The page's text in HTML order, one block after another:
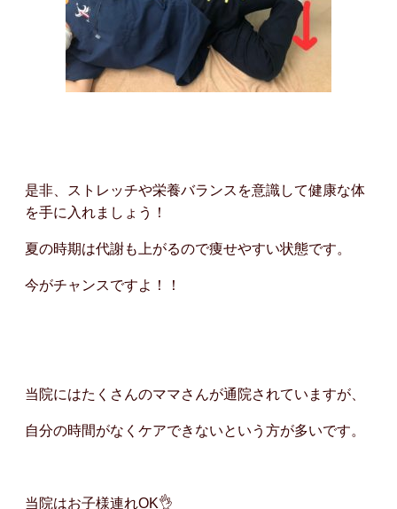
是非、ストレッチや栄養バランスを意識して健康な体
を手に入れましょう！
夏の時期は代謝も上がるので痩せやすい状態です。
今がチャンスですよ！！
当院にはたくさんのママさんが通院されていますが、
自分の時間がなくケアできないという方が多いです。
当院はお子様連れOK👌